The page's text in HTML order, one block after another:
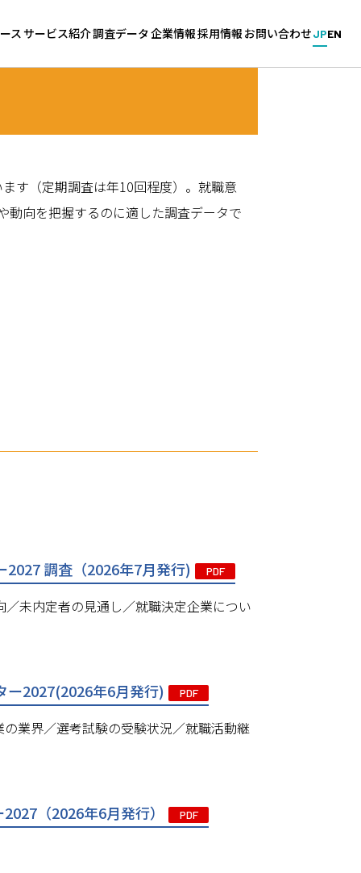
スサービス紹介調査データ
採用マーケットの分析
企業情報採用情報 お問い合わせJPEN
す（定期調査は年10回程度）。就職意
動向を把握するのに適した調査データで
調査（2026年7月発行) PDF
未内定者の見通し／就職決定企業につい
ー2027(2026年6月発行) PDF
業界／選考試験の受験状況／就職活動継
（2026年6月発行） PDF